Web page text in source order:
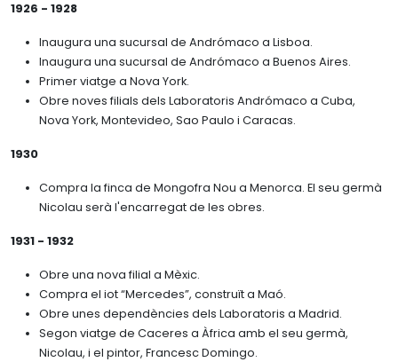
1926 - 1928
Inaugura una sucursal de Andrómaco a Lisboa.
Inaugura una sucursal de Andrómaco a Buenos Aires.
Primer viatge a Nova York.
Obre noves filials dels Laboratoris Andrómaco a Cuba,
Nova York, Montevideo, Sao Paulo i Caracas.
1930
Compra la finca de Mongofra Nou a Menorca. El seu germà
Nicolau serà l'encarregat de les obres.
1931 - 1932
Obre una nova filial a Mèxic.
Compra el iot “Mercedes”, construït a Maó.
Obre unes dependències dels Laboratoris a Madrid.
Segon viatge de Caceres a Àfrica amb el seu germà,
Nicolau, i el pintor, Francesc Domingo.